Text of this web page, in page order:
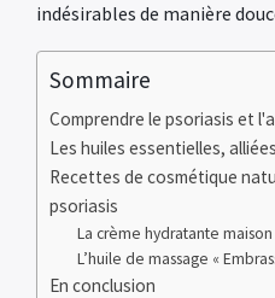
indésirables de manière
Sommaire
Comprendre le psoriasis et
Les huiles essentielles,
Recettes de cosmétique
psoriasis
La crème hydratante
L’huile de massage «
En conclusion